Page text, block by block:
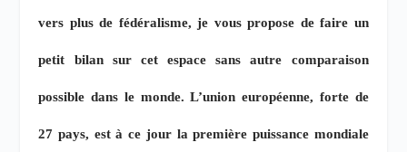
vers plus de fédéralisme, je vous propose de faire un
petit bilan sur cet espace sans autre comparaison
possible dans le monde. L’union européenne, forte de
27 pays, est à ce jour la première puissance mondiale